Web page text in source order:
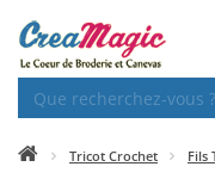
Tricot Crochet Fils